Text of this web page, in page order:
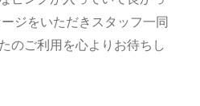
ジをいただきスタッフ一同
のご利用を心よりお待ちし